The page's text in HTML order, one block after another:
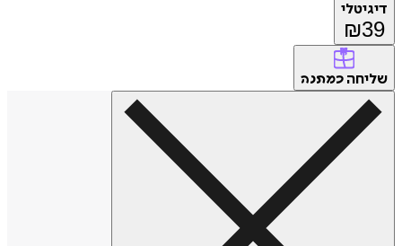
דיגיטלי
₪39
שליחה כמתנה